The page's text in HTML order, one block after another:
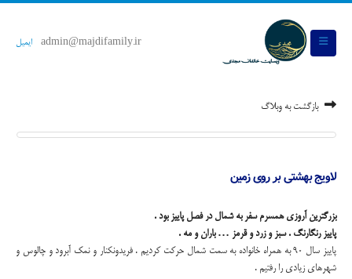
admin@majdifamily.ir ایمیل
بازگشت به وبلاگ
لاویج بهشتی بر روی زمین
بزرگترین آروزی همسرم سفر به شمال در فصل پاییز بود .
پاییز رنگارنگ . سبز و زرد و قرمز … باران و مه .
پاییز سال 90 به همراه خانواده به سمت شمال حرکت کردیم . فریدونکنار و نمک آبرود و چالوس و
شهرهای زیادی را رفتیم .